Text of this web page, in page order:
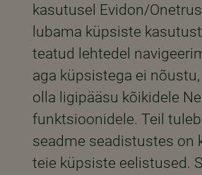
kasutusel Evidon/
lubama küpsiste
teatud lehtedel
aga küpsistega ei nõustu,
olla ligipääsu kõikidele
funktsioonidele. Teil
seadme seadistustes on
teie küpsiste eelistused.